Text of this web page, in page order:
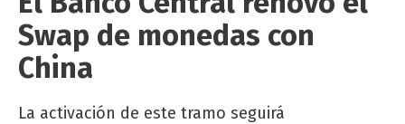
Swap de monedas con
China
La activación de este tramo seguirá